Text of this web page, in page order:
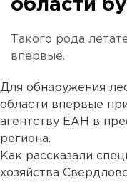
области
Такого рода
впервые.
Для обнаружения
области впервые
агентству ЕАН в
региона.
Как рассказали
хозяйства